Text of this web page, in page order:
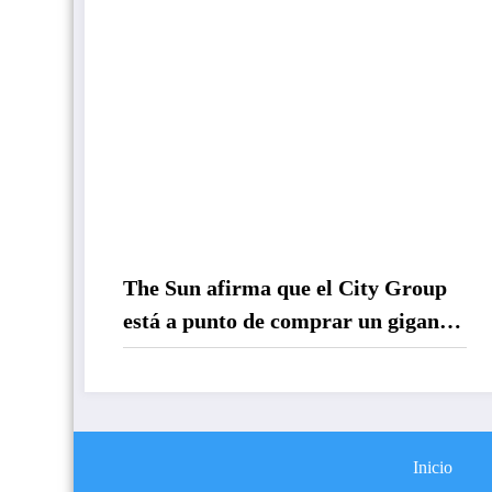
The Sun afirma que el City Group
está a punto de comprar un gigante
de Argentina mediante uno de sus
ídolos
Inicio